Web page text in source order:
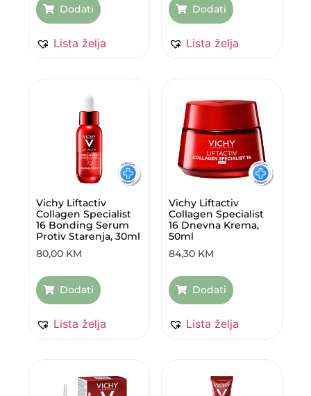
Dodati
Lista želja
Dodati
Lista želja
Vichy Liftactiv
Collagen Specialist
16 Bonding Serum
Protiv Starenja, 30ml
80,00 KM
Dodati
Lista želja
Vichy Liftactiv
Collagen Specialist
16 Dnevna Krema,
50ml
84,30 KM
Dodati
Lista želja